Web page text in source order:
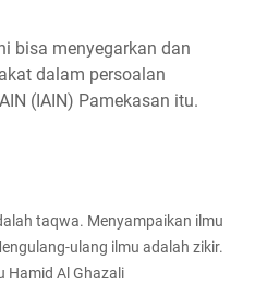
bisa menyegarkan dan
dalam persoalan
(IAIN) Pamekasan itu.
taqwa. Menyampaikan ilmu
ulang ilmu adalah zikir.
Hamid Al Ghazali